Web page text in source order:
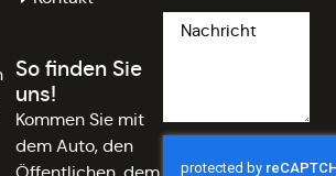
So finden Sie
uns!
Kommen Sie mit
dem Auto, den